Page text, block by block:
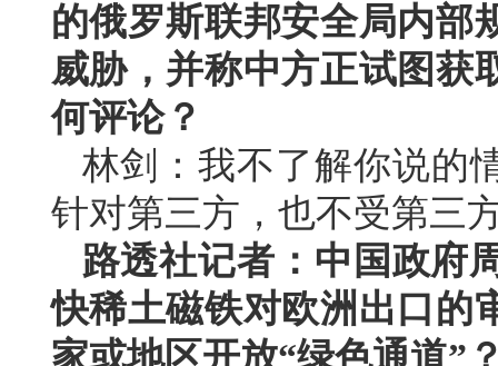
的俄罗斯联邦安全局内部
威胁，并称中方正试图获
何评论？
林剑：我不了解你说的
针对第三方，也不受第三
路透社记者：中国政府
快稀土磁铁对欧洲出口的
家或地区开放“绿色通道”